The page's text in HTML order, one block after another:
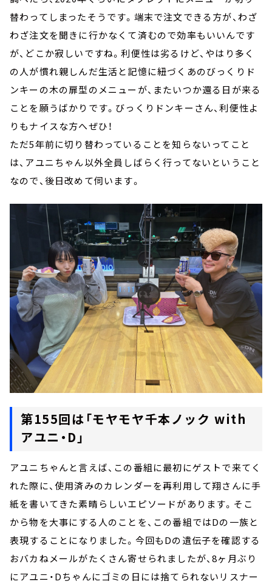
替わってしまったそうです。端末で注文できる方が、わざ
わざ注文を聞きに行かなくて済むので効率もいいんです
が、どこか寂しいですね。利便性は劣るけど、やはり多く
の人が慣れ親しんだ生活と記憶に紐づくあのびっくりド
ンキーの木の扉型のメニューが、またいつか還る日が来る
ことを願うばかりです。びっくりドンキーさん、利便性よ
りもナイスな方へぜひ！
ただ5年前に切り替わっていることを知らないってこと
は、アユニちゃん以外全員しばらく行ってないということ
なので、後日改めて伺います。
第155回は「モヤモヤ千本ノック with
アユニ・D」
アユニちゃんと言えば、この番組に最初にゲストで来てく
れた際に、使用済みのカレンダーを再利用して翔さんに手
紙を書いてきた素晴らしいエピソードがあります。そこ
から物を大事にする人のことを、この番組ではDの一族と
表現することになりました。今回もDの遺伝子を確認する
おバカねメールがたくさん寄せられましたが、8ヶ月ぶり
にアユニ・Dちゃんにゴミの日には捨てられないリスナー